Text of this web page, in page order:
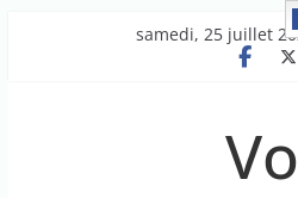
samedi, 25 juillet